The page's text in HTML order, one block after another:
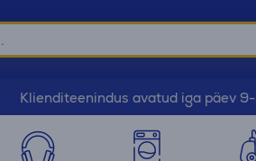
Klienditeenindus avatud iga päev